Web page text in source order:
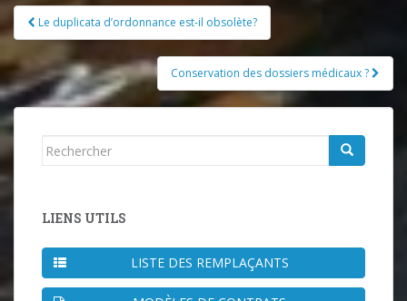
Pagination
d'article
Le duplicata d’ordonnance est-il obsolète?
Conservation des dossiers médicaux ?
Rechercher...
LIENS UTILS
LISTE DES REMPLAÇANTS